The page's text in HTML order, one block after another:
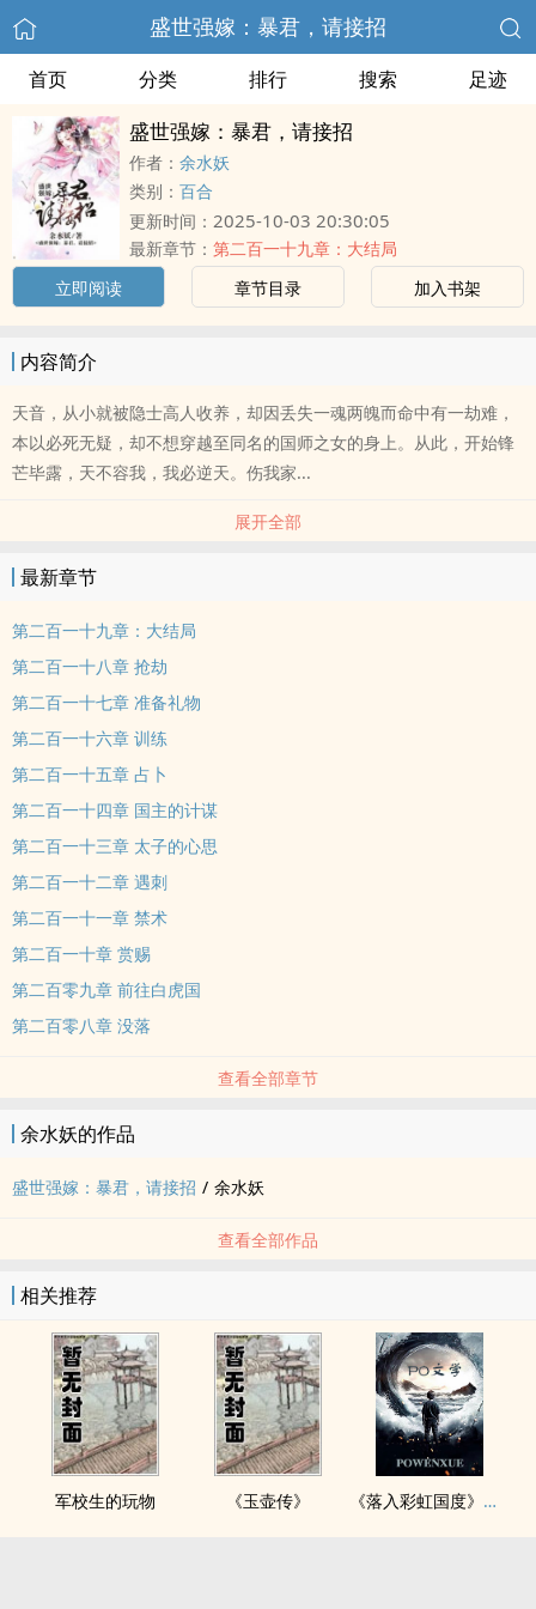
盛世强嫁：暴君，请接招
首页 分类 排行 搜索 足迹
盛世强嫁：暴君，请接招
作者： 余水妖
类别： 百合
更新时间： 2025-10-03 20:30:05
最新章节： 第二百一十九章：大结局
立即阅读
章节目录 加入书架
内容简介
天音，从小就被隐士高人收养，却因丢失一魂两魄而命中有一劫难，
本以必死无疑，却不想穿越至同名的国师之女的身上。从此，开始锋
芒毕露，天不容我，我必逆天。伤我家...
展开全部
最新章节
第二百一十九章：大结局
第二百一十八章 抢劫
第二百一十七章 准备礼物
第二百一十六章 训练
第二百一十五章 占卜
第二百一十四章 国主的计谋
第二百一十三章 太子的心思
第二百一十二章 遇刺
第二百一十一章 禁术
第二百一十章 赏赐
第二百零九章 前往白虎国
第二百零八章 没落
查看全部章节
余水妖的作品
盛世强嫁：暴君，请接招 / 余水妖
查看全部作品
相关推荐
军校生的玩物 《玉壶传》 《落入彩虹国度》穿越+西幻+言情